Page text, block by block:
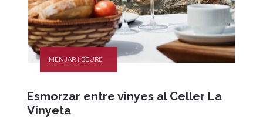
MENJAR I BEURE
Esmorzar entre vinyes al Celler La
Vinyeta